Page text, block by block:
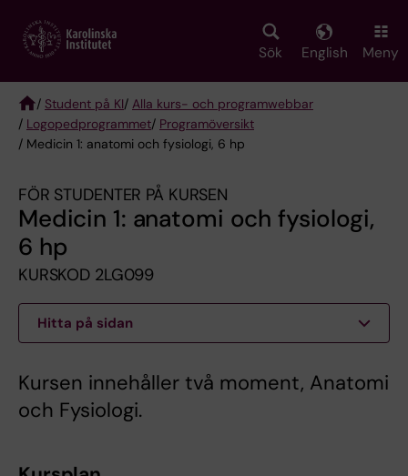
main
Sök English Meny
Breadcrumb
/ Student på KI/ Alla kurs- och programwebbar
/ Logopedprogrammet/ Programöversikt
/ Medicin 1: anatomi och fysiologi, 6 hp
FÖR STUDENTER PÅ KURSEN
Medicin 1: anatomi och fysiologi,
6 hp
KURSKOD 2LG099
Hitta på sidan
Kursen innehåller två moment, Anatomi
och Fysiologi.